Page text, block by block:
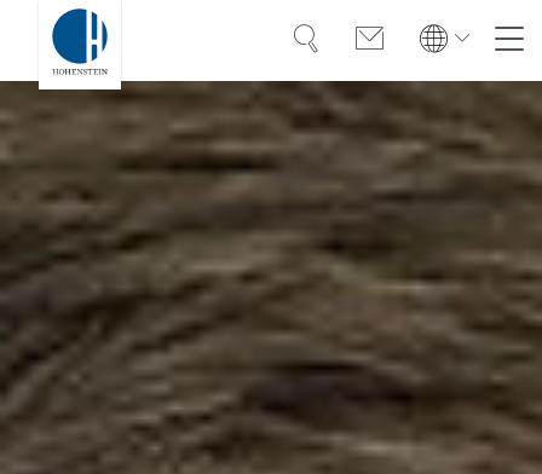
Global
English Deutsch
Türkiye
Türkçe
Americas
English Español
Bangladesh
English
SucheKontakt
Global
English Deutsch
Türkiye
Türkçe
Americas
English Español
Bangladesh
Kompetenz
Vertrauen
Wissen
OEKO-TEX®
Lösungen
Karriere